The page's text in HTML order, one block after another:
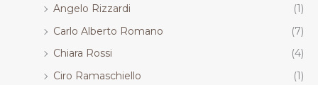
Angelo Rizzardi
(1)
Carlo Alberto Romano
(7)
Chiara Rossi
(4)
Ciro Ramaschiello
(1)